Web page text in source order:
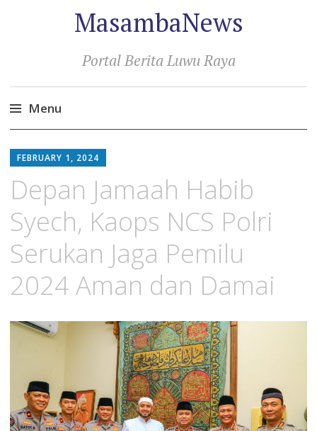
MasambaNews
Portal Berita Luwu Raya
Menu
to
FEBRUARY 1, 2024
Depan Jamaah Habib
Syech, Kaops NCS Polri
Serukan Jaga Pemilu
2024 Aman dan Damai